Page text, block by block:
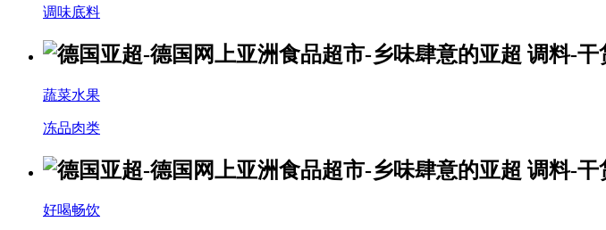
调味底料
蔬菜水果
冻品肉类
好喝畅饮